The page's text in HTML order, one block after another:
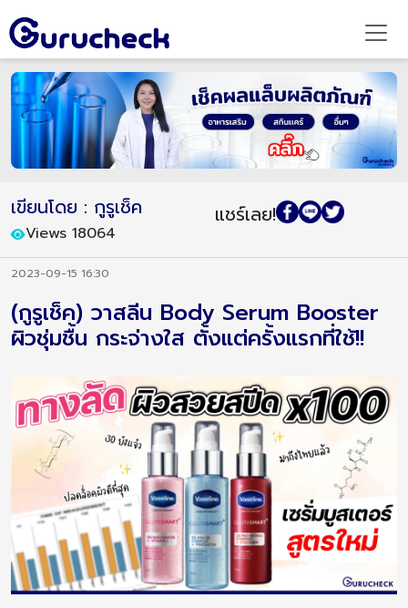
เขียนโดย : กูรูเช็ค
Views 18064
แชร์เลย!
2023-09-15 16:30
(กูรูเช็ค) วาสลีน Body Serum Booster
ผิวชุ่มชื้น กระจ่างใส ตั้งแต่ครั้งแรกที่ใช้!!